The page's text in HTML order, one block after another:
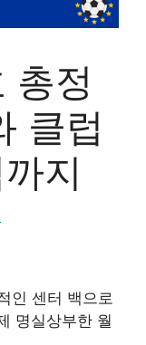
총정
클럽
지
인 센터 백으로
명실상부한 월